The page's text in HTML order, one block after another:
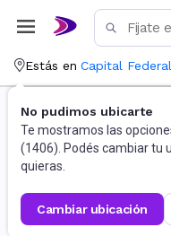
Estás en Capital Federal
No pudimos ubicarte
Te mostramos las
(1406). Podés cambiar tu
quieras.
cambiar ubicación
La